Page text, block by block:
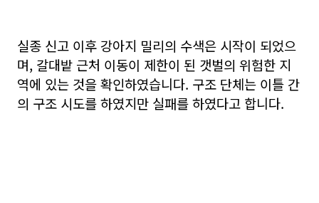
실종 신고 이후 강아지 밀리의 수색은 시작이 되었으
며, 갈대밭 근처 이동이 제한이 된 갯벌의 위험한 지
역에 있는 것을 확인하였습니다. 구조 단체는 이틀 간
의 구조 시도를 하였지만 실패를 하였다고 합니다.